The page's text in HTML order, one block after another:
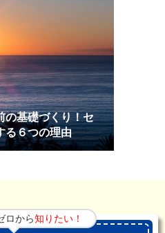
の基礎づくり！セ
る６つの理由
ロから知りたい！